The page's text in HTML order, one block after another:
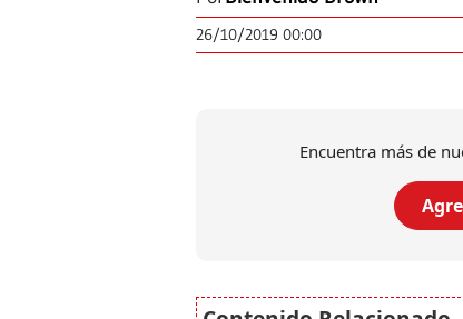
26/10/2019 00:00
Encuentra más de